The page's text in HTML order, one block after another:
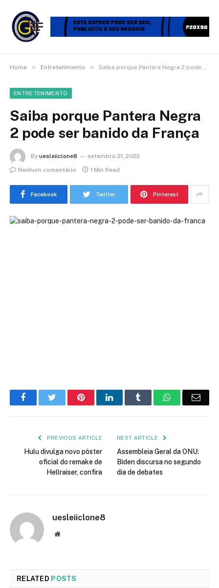
Home » Entretenimento » Saiba porque Pantera Negra 2 pode ser banido da França
ENTRETENIMENTO
Saiba porque Pantera Negra
2 pode ser banido da França
By uesleiiclone8
setembro 21, 2022
Nenhum comentário
1 Min Read
Facebook Twitter Pinterest
FacebookTwitter PinterestLinkedIn Tumblr WhatsApp
PREVIOUS ARTICLE
Hulu divulga novo pôster
oficial do remake de
Hellraiser, confira
NEXT ARTICLE
Assembleia Geral da ONU:
Biden discursa no segundo
dia de debates
uesleiiclone8
Website
RELATED POSTS